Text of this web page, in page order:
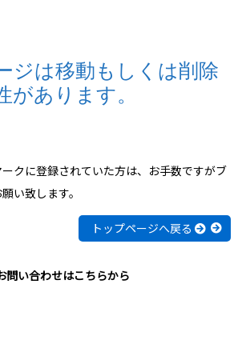
ジは移動もしくは削除
があります。
クに登録されていた方は、お手数ですがブ
い致します。
トップページへ戻る
問い合わせはこちらから